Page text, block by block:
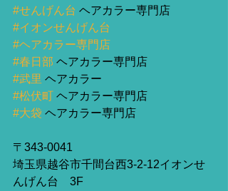
#せんげん台 ヘアカラー専門店
#イオンせんげん台
#ヘアカラー専門店
#春日部 ヘアカラー専門店
#武里 ヘアカラー
#松伏町 ヘアカラー専門店
#大袋 ヘアカラー専門店
〒343-0041
埼玉県越谷市千間台西3-2-12イオンせ
んげん台　3F